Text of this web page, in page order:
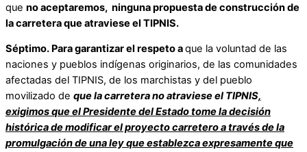
que no aceptaremos, ninguna propuesta de construcción de
la carretera que atraviese el TIPNIS.
Séptimo. Para garantizar el respeto aque la voluntad de las
naciones y pueblos indígenas originarios, de las comunidades
afectadas del TIPNIS, de los marchistas y del pueblo
movilizado de que la carretera no atraviese el TIPNIS,
exigimos que el Presidente del Estado tome la decisión
histórica de modificar el proyecto carretero a través de la
promulgación de una ley que establezca expresamente que